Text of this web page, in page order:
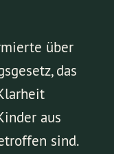
über
das
aus
sind.